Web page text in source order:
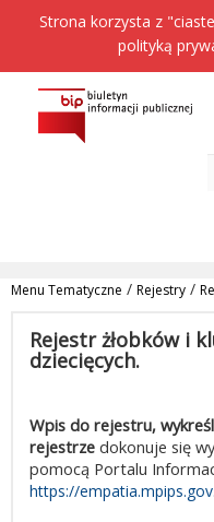
Strona korzysta z
polityką
Menu Tematyczne / Rejestry /
Rejestr żłobków i
dziecięcych.
Wpis do rejestru,
rejestrze dokonuje się
pomocą Portalu
https://